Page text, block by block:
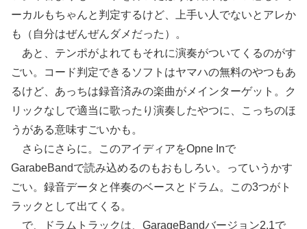
ーカルもちゃんと判定するけど、上手い人でないとアレか
も（自分はぜんぜんダメだった）。
あと、テンポがよれてもそれに演奏がついてくるのがす
ごい。コード判定できるソフトはヤマハの無料のやつもあ
るけど、あっちは録音済みの楽曲がメインターゲット。ク
リックなしで適当に歌ったり演奏したやつに、こっちのほ
うがある意味すごいかも。
さらにさらに。このアイディアをOpne Inで
GarabeBandで読み込めるのもおもしろい。っていうかす
ごい。録音データと伴奏のベースとドラム。この3つがト
ラックとして出てくる。
で、ドラムトラックは、GarageBandバージョン2.1で